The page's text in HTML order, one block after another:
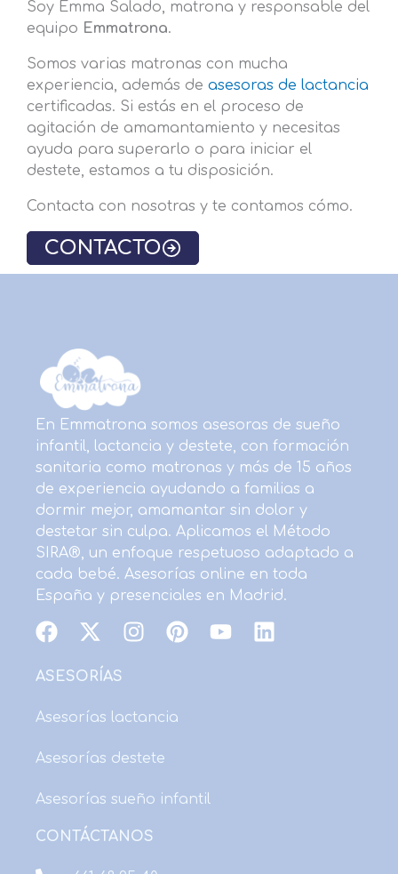
Soy Emma Salado, matrona y responsable del
equipo Emmatrona.
Somos varias matronas con mucha
experiencia, además de asesoras de lactancia
certificadas. Si estás en el proceso de
agitación de amamantamiento y necesitas
ayuda para superarlo o para iniciar el
destete, estamos a tu disposición.
Contacta con nosotras y te contamos cómo.
CONTACTO
En Emmatrona somos asesoras de sueño
infantil, lactancia y destete, con formación
sanitaria como matronas y más de 15 años
de experiencia ayudando a familias a
dormir mejor, amamantar sin dolor y
destetar sin culpa. Aplicamos el Método
SIRA®, un enfoque respetuoso adaptado a
cada bebé. Asesorías online en toda
España y presenciales en Madrid.
F
c
b
o
X
t
i
t
e
r
I
a
r
m
P
e
s
t
Y
L
ASESORÍAS
Asesorías lactancia
Asesorías destete
Asesorías sueño infantil
CONTÁCTANOS